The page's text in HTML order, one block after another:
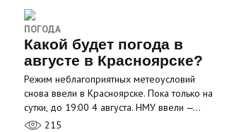
ПОГОДА
Какой будет погода в
августе в Красноярске?
Режим неблагоприятных метеоусловий
снова ввели в Красноярске. Пока только на
сутки, до 19:00 4 августа. НМУ ввели —…
215